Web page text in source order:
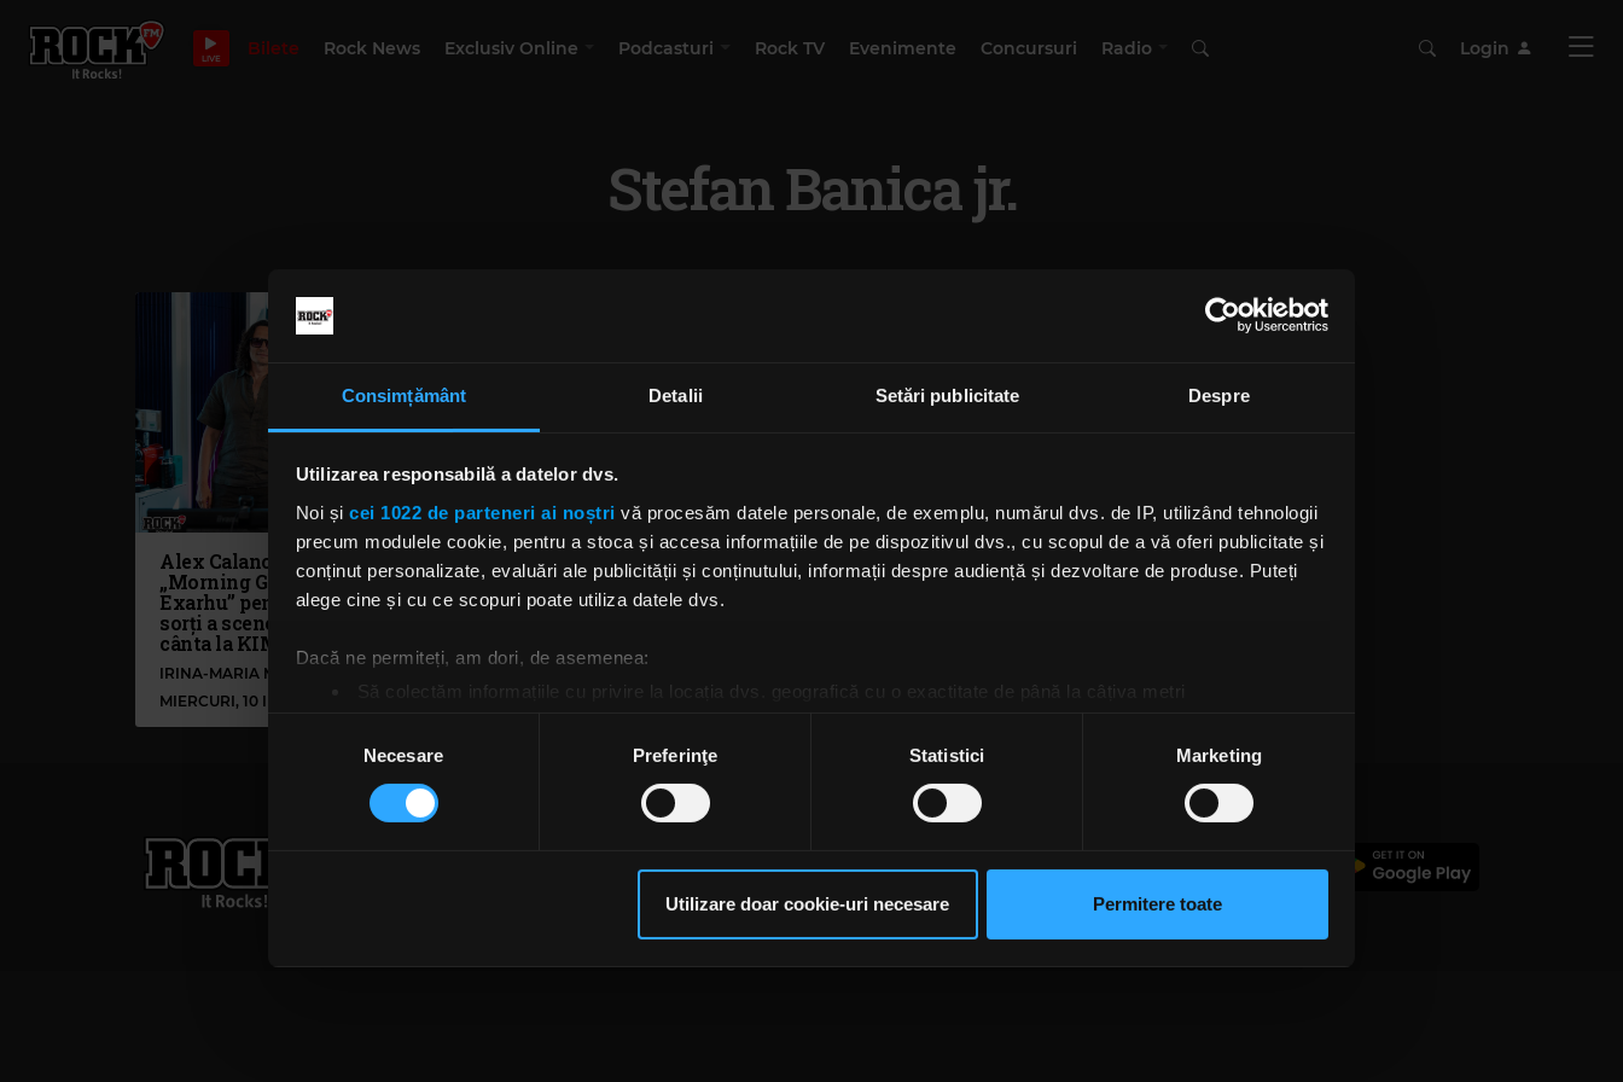
Consimțământ Detalii Setări publicitate Despre
Utilizarea responsabilă a datelor dvs.
Noi și cei 1022 de parteneri ai noștri vă procesăm datele personale, de exemplu, numărul dvs. de IP, utilizând tehnologii
precum modulele cookie, pentru a stoca și accesa informațiile de pe dispozitivul dvs., cu scopul de a vă oferi publicitate și
conținut personalizate, evaluări ale publicității și conținutului, informații despre audiență și dezvoltare de produse. Puteți
alege cine și cu ce scopuri poate utiliza datele dvs.
Dacă ne permiteți, am dori, de asemenea:
Să colectăm informațiile cu privire la locația dvs. geografică cu o exactitate de până la câțiva metri
Găsiți mai multe informații despre procesarea datelor dvs. personale și configurați-vă preferințele la
secțiunea cu detalii
Vă puteți modifica sau retrage oricând acordul din Declarația despre modulele cookie.
traficul. De asemenea, le oferim partenerilor de rețele sociale, de publicitate și de analize informații cu privire la modul în
care folosiți site-ul nostru. Aceștia le pot combina cu alte informații oferite de dvs. sau culese în urma folosirii serviciilor
Selecția
consimțământului
Necesare Preferinţe Statistici Marketing
Utilizare doar cookie-uri necesare Permitere toate
LIVE Bilete Rock News Exclusiv Online Podcasturi Rock TV Evenimente Concursuri Radio Login
Stefan Banica jr.
Alex Calancea a venit la
„Morning Glory cu Răzvan
Exarhu” pentru tragerea la
sorți a scenei pe care vor
cânta la KIMARO Festival
IRINA-MARIA MARINESCU
MIERCURI, 10 IUNIE 2026
Contact form Newsletter Date societate
Cod deontologic
Despre cookie-uri CNA